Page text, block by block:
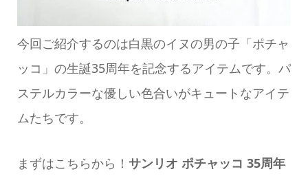
今回ご紹介するのは白黒のイヌの男の子「ポチャ
ッコ」の生誕35周年を記念するアイテムです。パ
ステルカラーな優しい色合いがキュートなアイテ
ムたちです。
まずはこちらから！ サンリオ ポチャッコ 35周年